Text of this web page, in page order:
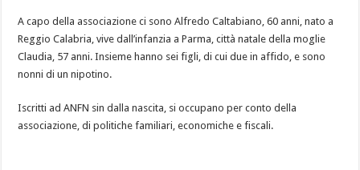
A capo della associazione ci sono Alfredo Caltabiano, 60 anni, nato a
Reggio Calabria, vive dall’infanzia a Parma, città natale della moglie
Claudia, 57 anni. Insieme hanno sei figli, di cui due in affido, e sono
nonni di un nipotino.
Iscritti ad ANFN sin dalla nascita, si occupano per conto della
associazione, di politiche familiari, economiche e fiscali.